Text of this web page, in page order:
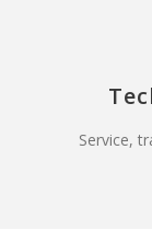
Service,